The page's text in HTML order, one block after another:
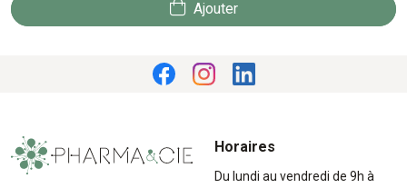
Ajouter
Horaires
Du lundi au vendredi de 9h à